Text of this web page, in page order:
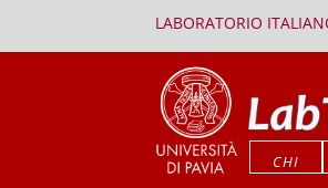
LABORATORIO
CHI